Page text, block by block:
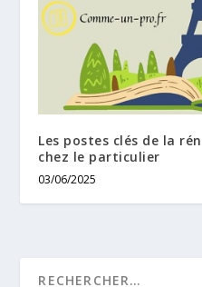
Les postes clés de la
chez le particulier
03/06/2025